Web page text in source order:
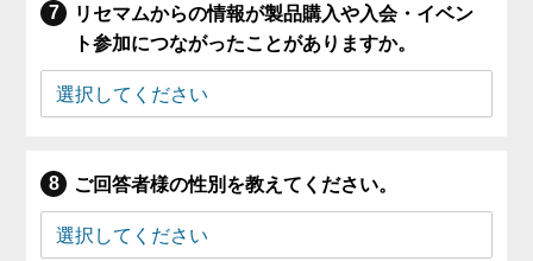
リセマムからの情報が製品購入や入会・イベン
ト参加につながったことがありますか。
ご回答者様の性別を教えてください。